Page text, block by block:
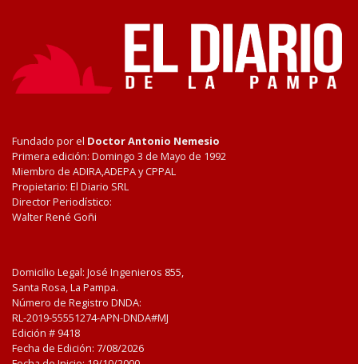
Fundado por el Doctor Antonio Nemesio
Primera edición: Domingo 3 de Mayo de 1992
Miembro de ADIRA,ADEPA y CPPAL
Propietario: El Diario SRL
Director Periodístico:
Walter René Goñi
Domicilio Legal: José Ingenieros 855,
Santa Rosa, La Pampa.
Número de Registro DNDA:
RL-2019-55551274-APN-DNDA#MJ
Edición # 9418
Fecha de Edición: 7/08/2026